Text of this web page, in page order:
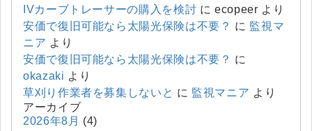
IVカーブトレーサーの購入を検討 にecopeer より
安価で復旧可能なら太陽光保険は不要？ に 監視マ
ニア より
安価で復旧可能なら太陽光保険は不要？ に
okazaki より
草刈り作業者を募集しないと に 監視マニア より
アーカイブ
2026年8月 (4)